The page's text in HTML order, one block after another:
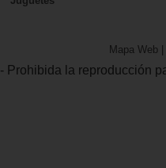
Mapa Web
- Prohibida la reproducción